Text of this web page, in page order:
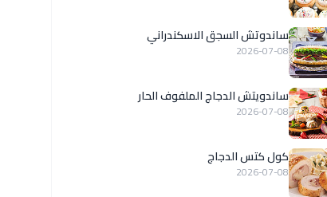
ساندوتش السجق الاسكندراني
2026-07-08
ساندويتش الدجاج الملفوف الحار
2026-07-08
كول كتس الدجاج
2026-07-08